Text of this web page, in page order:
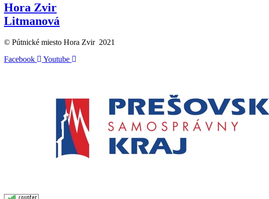
Hora Zvir
Litmanová
© Pútnické miesto Hora Zvir 2021
Facebook
Youtube